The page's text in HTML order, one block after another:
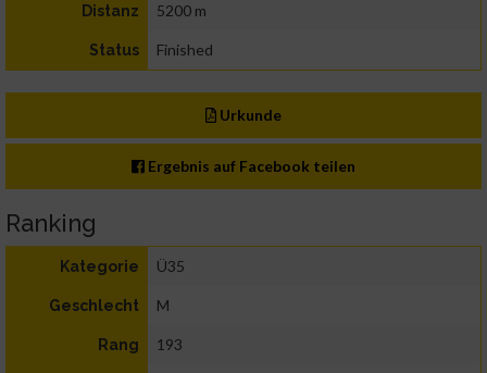
Distanz 5200 m
Status Finished
Urkunde
Ergebnis auf Facebook teilen
Ranking
Kategorie Ü35
Geschlecht M
Rang 193